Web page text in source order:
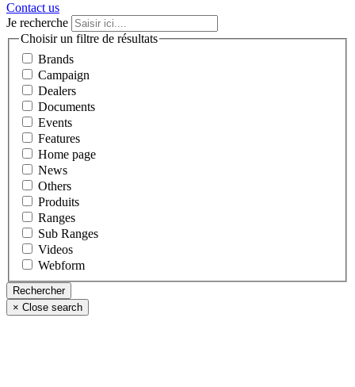
Contact us
Je recherche
Choisir un filtre de résultats
Brands
Campaign
Dealers
Documents
Events
Features
Home page
News
Others
Produits
Ranges
Sub Ranges
Videos
Webform
× Close search